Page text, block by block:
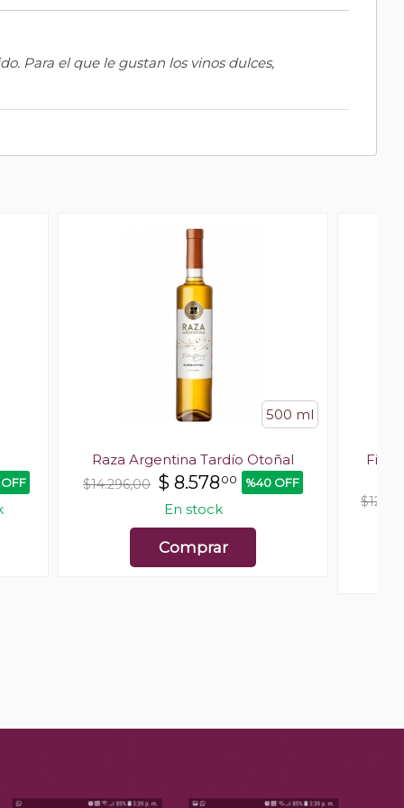
Para el que le gustan los vinos dulces,
500 ml
Raza Argentina Tardío Otoñal
$14.296,00 $ 8.578 00 %40 OFF
En stock
Comprar
Fin